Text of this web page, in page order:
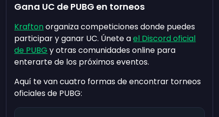
Gana UC de PUBG en torneos
Kraftonorganiza competiciones donde puedes
participar y ganar UC. Únete ael Discord oficial
de PUBG y otras comunidades online para
enterarte de los próximos eventos.
Aquí te van cuatro formas de encontrar torneos
oficiales de PUBG: